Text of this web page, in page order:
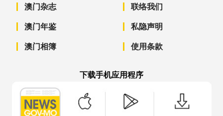
澳门杂志
澳门年鉴
澳门相簿
联络我们
私隐声明
使用条款
下载手机应用程序